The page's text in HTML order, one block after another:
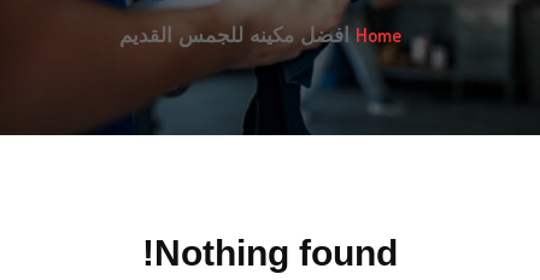
Home افضل مكينه للجمس القديم
Nothing found!